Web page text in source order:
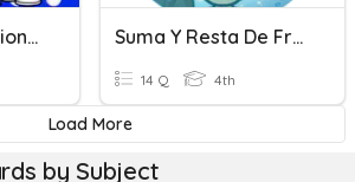
Comparar Fracciones Con Igual Denominador Suma Y Resta De Fracciones
14 Q 4th
Load More
by Subject